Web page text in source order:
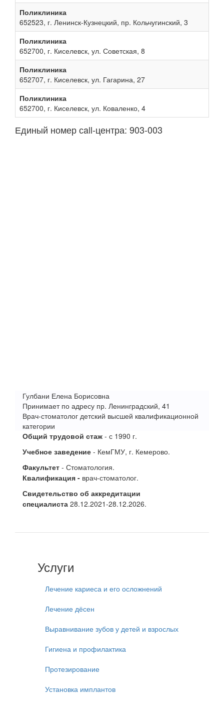
Поликлиника
652523, г. Ленинск-Кузнецкий, пр. Кольчугинский, 3
Поликлиника
652700, г. Киселевск, ул. Советская, 8
Поликлиника
652707, г. Киселевск, ул. Гагарина, 27
Поликлиника
652700, г. Киселевск, ул. Коваленко, 4
Единый номер сall-центра: 903-003
Гулбани Елена Борисовна
Принимает по адресу пр. Ленинградский, 41
Врач-стоматолог детский высшей квалификационной
категории
Общий трудовой стаж - с 1990 г.
Учебное заведение - КемГМУ, г. Кемерово.
Факультет - Стоматология.
Квалификация - врач-стоматолог.
Свидетельство об аккредитации
специалиста 28.12.2021-28.12.2026.
Услуги
Лечение кариеса и его осложнений
Лечение дёсен
Выравнивание зубов у детей и взрослых
Гигиена и профилактика
Протезирование
Установка имплантов